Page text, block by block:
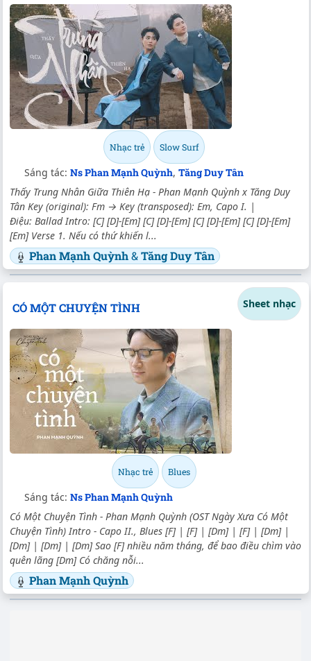
Nhạc trẻ Slow Surf
Sáng tác: Ns Phan Mạnh Quỳnh, Tăng Duy Tân
Thấy Trung Nhân Giữa Thiên Hạ - Phan Mạnh Quỳnh x Tăng Duy
Tân Key (original): Fm → Key (transposed): Em, Capo I. |
Điệu: Ballad Intro: [C] [D]-[Em] [C] [D]-[Em] [C] [D]-[Em] [C] [D]-[Em]
[Em] Verse 1. Nếu có thứ khiến l...
Phan Mạnh Quỳnh&Tăng Duy Tân
CÓ MỘT CHUYỆN TÌNH Sheet nhạc
Nhạc trẻ Blues
Sáng tác: Ns Phan Mạnh Quỳnh
Có Một Chuyện Tình - Phan Mạnh Quỳnh (OST Ngày Xưa Có Một
Chuyện Tình) Intro - Capo II., Blues [F] | [F] | [Dm] | [F] | [Dm] |
[Dm] | [Dm] | [Dm] Sao [F] nhiều năm tháng, để bao điều chìm vào
quên lãng [Dm] Có chăng nỗi...
Phan Mạnh Quỳnh